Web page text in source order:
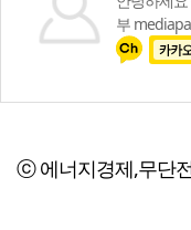
부
ⓒ 에너지경제,무단